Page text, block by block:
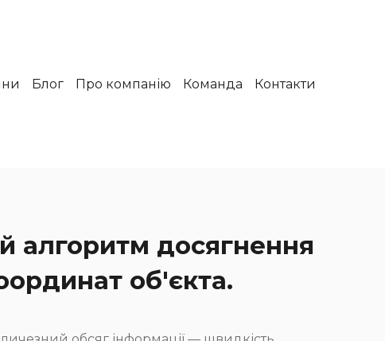
Блог Про компанію Команда Контакти
алгоритм досягнення
об'єкта.